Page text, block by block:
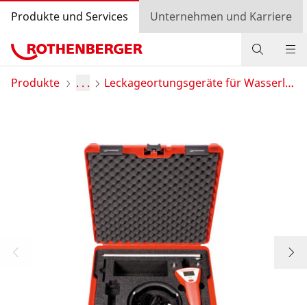
Produkte und Services Unternehmen und Karriere
Produkte
Bonusprogramm
Einkaufswagen
Produkte . . . Leckageortungsgeräte für Wasserleitung